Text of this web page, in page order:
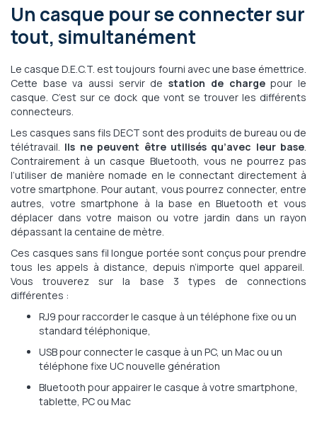
Un casque pour se connecter sur
tout, simultanément
Le casque D.E.C.T. est toujours fourni avec une base émettrice.
Cette base va aussi servir destation de chargepour le
casque. C’est sur ce dock que vont se trouver les différents
connecteurs.
Les casques sans fils DECT sont des produits de bureau ou de
télétravail. Ils ne peuvent être utilisés qu’avec leur base
Contrairement à un casque Bluetooth, vous ne pourrez pas
l’utiliser de manière nomade en le connectant directement à
votre smartphone. Pour autant, vous pourrez connecter, entre
autres, votre smartphone à la base en Bluetooth et vous
déplacer dans votre maison ou votre jardin dans un rayon
dépassant la centaine de mètre.
Ces casques sans fil longue portée sont conçus pour prendre
tous les appels à distance, depuis n’importe quel appareil.
Vous trouverez sur la base 3 types de connections
différentes :
RJ9 pour raccorder le casque à un téléphone fixe ou un
standard téléphonique,
USB pour connecter le casque à un PC, un Mac ou un
téléphone fixe UC nouvelle génération
Bluetooth pour appairer le casque à votre smartphone,
tablette, PC ou Mac